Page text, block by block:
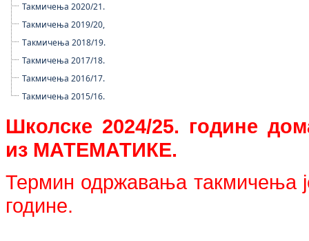
Такмичења 2020/21.
Такмичења 2019/20,
Tакмичења 2018/19.
Такмичења 2017/18.
Такмичења 2016/17.
Такмичења 2015/16.
Школске 2024/25. године
из МАТЕМАТИКЕ.
Термин одржавања такмичења
године.